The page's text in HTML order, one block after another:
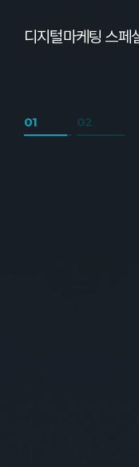
디지털마케팅 스페
01 02